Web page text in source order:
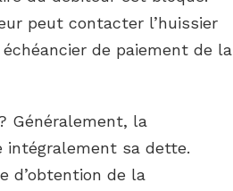
peut contacter l’huissier
de paiement de la
Généralement, la
intégralement sa dette.
d’obtention de la